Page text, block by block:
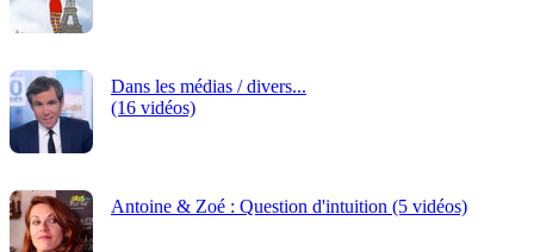
Dans les médias / divers...
(16 vidéos)
Antoine & Zoé : Question d'intuition (5 vidéos)